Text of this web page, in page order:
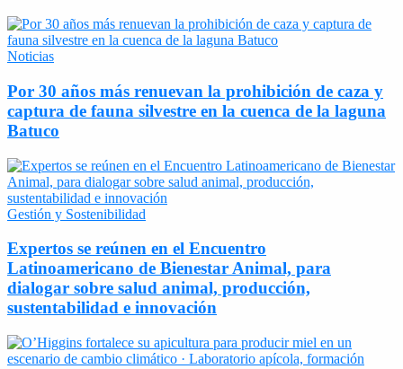
Noticias
Por 30 años más renuevan la prohibición de caza y
captura de fauna silvestre en la cuenca de la laguna
Batuco
Gestión y Sostenibilidad
Expertos se reúnen en el Encuentro
Latinoamericano de Bienestar Animal, para
dialogar sobre salud animal, producción,
sustentabilidad e innovación